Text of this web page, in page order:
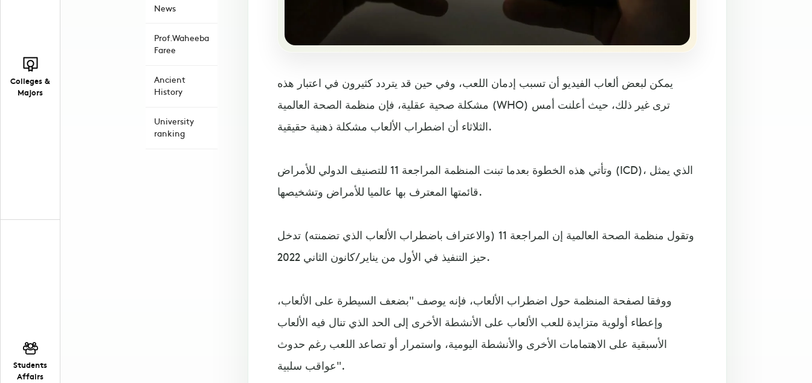
Colleges &
Majors
Students
Affairs
News
Prof.Waheeba
Faree
Ancient
History
University
ranking
يمكن لبعض ألعاب الفيديو أن تسبب إدمان اللعب، وفي حين قد يتردد كثيرون في اعتبار هذه
مشكلة صحية عقلية، فإن منظمة الصحة العالمية (WHO) ترى غير ذلك، حيث أعلنت أمس
الثلاثاء أن اضطراب الألعاب مشكلة ذهنية حقيقية.
وتأتي هذه الخطوة بعدما تبنت المنظمة المراجعة 11 للتصنيف الدولي للأمراض (ICD)، الذي يمثل
قائمتها المعترف بها عالميا للأمراض وتشخيصها.
وتقول منظمة الصحة العالمية إن المراجعة 11 (والاعتراف باضطراب الألعاب الذي تضمنته) تدخل
حيز التنفيذ في الأول من يناير/كانون الثاني 2022.
ووفقا لصفحة المنظمة حول اضطراب الألعاب، فإنه يوصف "بضعف السيطرة على الألعاب،
وإعطاء أولوية متزايدة للعب الألعاب على الأنشطة الأخرى إلى الحد الذي تنال فيه الألعاب
الأسبقية على الاهتمامات الأخرى والأنشطة اليومية، واستمرار أو تصاعد اللعب رغم حدوث
عواقب سلبية".